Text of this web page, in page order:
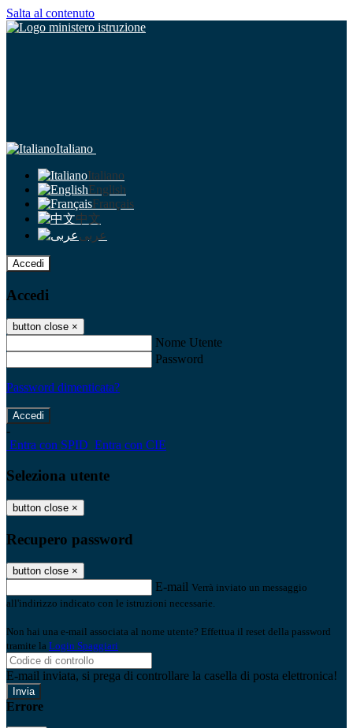
Salta al contenuto
Italiano
Italiano
English
Français
中文
عربى
Accedi
Accedi
button close ×
Nome Utente
Password
Password dimenticata?
-
Entra con SPID Entra con CIE
Seleziona utente
button close ×
Recupero password
button close ×
E-mail Verrà inviato un messaggio
all'indirizzo indicato con le istruzioni necessarie.
Non hai una e-mail associata al nome utente? Effettua il reset della password
tramite la Login Spaggiari
E-mail inviata, si prega di controllare la casella di posta elettronica!
Errore